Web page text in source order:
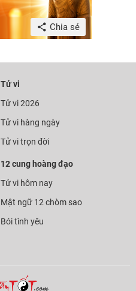
Chia sẻ
Tử vi
Tử vi 2026
Tử vi hàng ngày
Tử vi trọn đời
12 cung hoàng đạo
Tử vi hôm nay
Mật ngữ 12 chòm sao
Bói tình yêu